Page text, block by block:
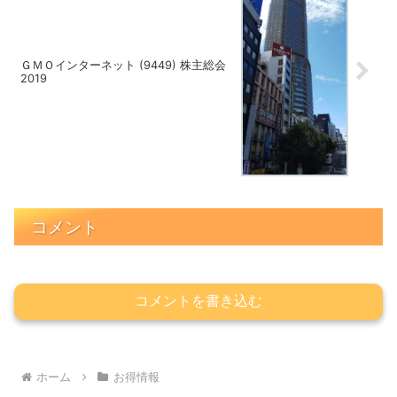
ＧＭＯインターネット (9449) 株主総会
2019
コメント
コメントを書き込む
ホーム お得情報